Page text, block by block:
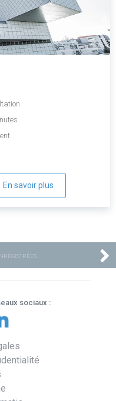
En savoir plus
sociaux :